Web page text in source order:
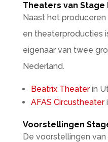
Theaters van
Naast het
en theaterproducties
eigenaar van twee
Nederland.
Beatrix Theaterin
AFAS Circustheater
Voorstellingen
De voorstellingen